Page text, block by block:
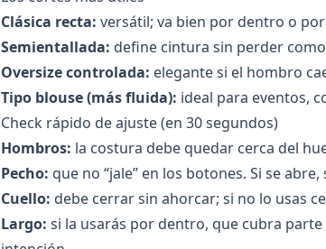
Clásica recta: versátil; va bien por dentro o
Semientallada: define cintura sin perder
Oversize controlada: elegante si el hombro
Tipo blouse (más fluida): ideal para eventos,
Check rápido de ajuste (en 30 segundos)
Hombros: la costura debe quedar cerca del
Pecho: que no “jale” en los botones. Si se
Cuello: debe cerrar sin ahorcar; si no lo usas
Largo: si la usarás por dentro, que cubra